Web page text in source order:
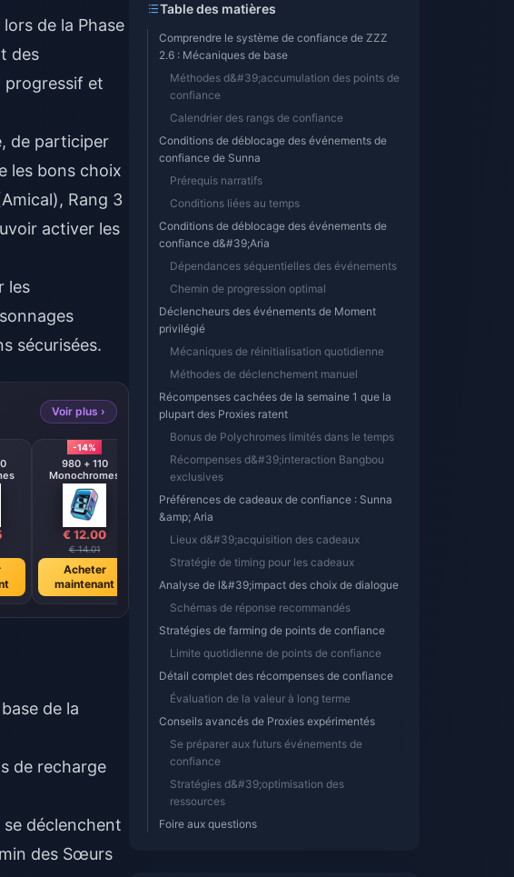
de la Phase
des
progressif et
de participer
les bons choix
Rang 3
activer les
les
sécurisées.
Voir plus ›
-14%
980 + 110
Monochromes
€ 12.00
€ 14.01
Acheter
maintenant
300 + 30
Monochromes
€ 3.87
Acheter
maintenant
60 Monochromes
€ 0.90
Acheter
maintenant
de la
de recharge
déclenchent
des Sœurs
Table des matières
Comprendre le système de confiance de ZZZ
2.6 : Mécaniques de base
Méthodes d&#39;accumulation des points de
confiance
Calendrier des rangs de confiance
Conditions de déblocage des événements de
confiance de Sunna
Prérequis narratifs
Conditions liées au temps
Conditions de déblocage des événements de
confiance d&#39;Aria
Dépendances séquentielles des événements
Chemin de progression optimal
Déclencheurs des événements de Moment
privilégié
Mécaniques de réinitialisation quotidienne
Méthodes de déclenchement manuel
Récompenses cachées de la semaine 1 que la
plupart des Proxies ratent
Bonus de Polychromes limités dans le temps
Récompenses d&#39;interaction Bangbou
exclusives
Préférences de cadeaux de confiance : Sunna
&amp; Aria
Lieux d&#39;acquisition des cadeaux
Stratégie de timing pour les cadeaux
Analyse de l&#39;impact des choix de dialogue
Schémas de réponse recommandés
Stratégies de farming de points de confiance
Limite quotidienne de points de confiance
Détail complet des récompenses de confiance
Évaluation de la valeur à long terme
Conseils avancés de Proxies expérimentés
Se préparer aux futurs événements de
confiance
Stratégies d&#39;optimisation des
ressources
Foire aux questions